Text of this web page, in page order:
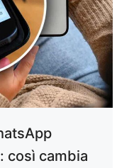
così cambia